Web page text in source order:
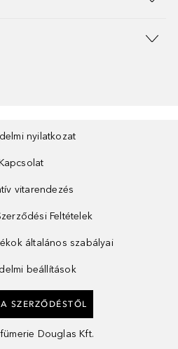
nyilatkozat
Kapcsolat
vitarendezés
Feltételek
általános szabályai
beállítások
SZERZŐDÉSTŐL
Douglas Kft.